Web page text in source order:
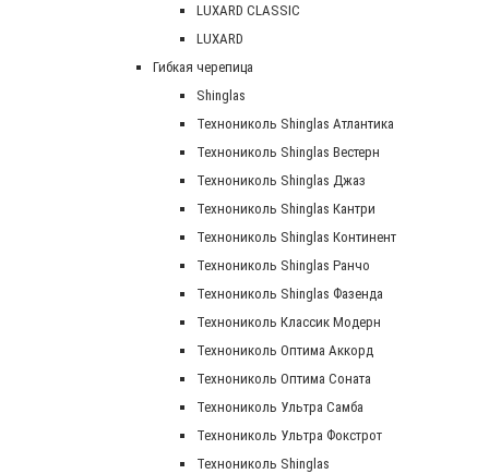
LUXARD CLASSIC
LUXARD
Гибкая черепица
Shinglas
Технониколь Shinglas Атлантика
Технониколь Shinglas Вестерн
Технониколь Shinglas Джаз
Технониколь Shinglas Кантри
Технониколь Shinglas Континент
Технониколь Shinglas Ранчо
Технониколь Shinglas Фазенда
Технониколь Классик Модерн
Технониколь Оптима Аккорд
Технониколь Оптима Соната
Технониколь Ультра Самба
Технониколь Ультра Фокстрот
Технониколь Shinglas